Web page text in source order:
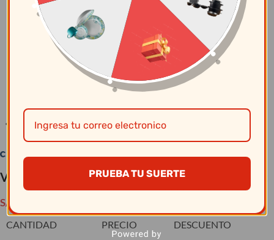
Vajillas Corona – Plato Pasta 555Cc -31 Cm Celtic
S/ 38.90
CANTIDAD PRECIO DESCUENTO
PRUEBA TU SUERTE